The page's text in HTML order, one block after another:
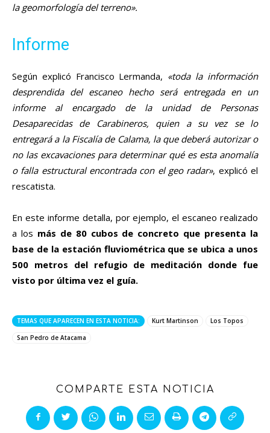
la geomorfología del terreno».
Informe
Según explicó Francisco Lermanda, «toda la información
desprendida del escaneo hecho será entregada en un
informe al encargado de la unidad de Personas
Desaparecidas de Carabineros, quien a su vez se lo
entregará a la Fiscalía de Calama, la que deberá autorizar o
no las excavaciones para determinar qué es esta anomalía
o falla estructural encontrada con el geo radar», explicó el
rescatista.
En este informe detalla, por ejemplo, el escaneo realizado
a los más de 80 cubos de concreto que presenta la
base de la estación fluviométrica que se ubica a unos
500 metros del refugio de meditación donde fue
visto por última vez el guía.
TEMAS QUE APARECEN EN ESTA NOTICIA: Kurt Martinson
Los Topos
San Pedro de Atacama
COMPARTE ESTA NOTICIA